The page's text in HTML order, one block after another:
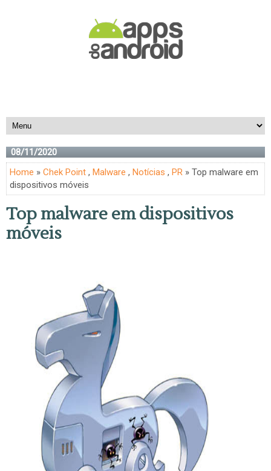
08/11/2020
Home » Chek Point , Malware , Notícias , PR » Top malware em
dispositivos móveis
Top malware em dispositivos
móveis